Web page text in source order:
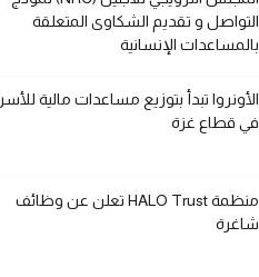
التواصل و تقديم الشكاوى المتعلقة
بالمساعدات الإنسانية
الأونروا تبدأ بتوزيع مساعدات مالية للأسر
في قطاع غزة
منظمة HALO Trust تعلن عن وظائف
شاغرة